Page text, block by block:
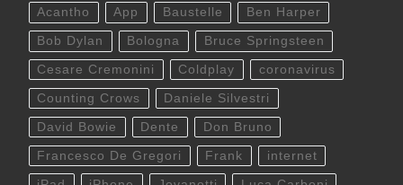
Acantho App Baustelle Ben Harper
Bob Dylan Bologna Bruce Springsteen
Cesare Cremonini Coldplay coronavirus
Counting Crows Daniele Silvestri
David Bowie Dente Don Bruno
Francesco De Gregori Frank internet